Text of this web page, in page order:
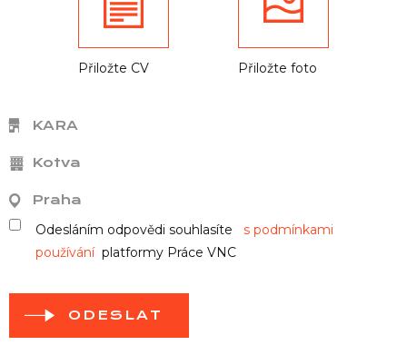
Přiložte CV Přiložte foto
KARA
Kotva
Praha
Odesláním odpovědi souhlasíte s podmínkami
používáníplatformy Práce VNC
ODESLAT